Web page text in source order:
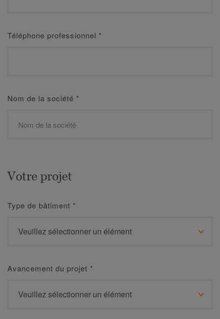
Téléphone professionnel *
Nom de la société *
Votre projet
Type de bâtiment *
Avancement du projet *